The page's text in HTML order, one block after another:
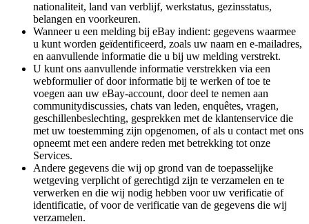
nationaliteit, land van verblijf, werkstatus, gezinsstatus,
belangen en voorkeuren.
Wanneer u een melding bij eBay indient: gegevens waarmee
u kunt worden geïdentificeerd, zoals uw naam en e-mailadres,
en aanvullende informatie die u bij uw melding verstrekt.
U kunt ons aanvullende informatie verstrekken via een
webformulier of door informatie bij te werken of toe te
voegen aan uw eBay-account, door deel te nemen aan
communitydiscussies, chats van leden, enquêtes, vragen,
geschillenbeslechting, gesprekken met de klantenservice die
met uw toestemming zijn opgenomen, of als u contact met ons
opneemt met een andere reden met betrekking tot onze
Services.
Andere gegevens die wij op grond van de toepasselijke
wetgeving verplicht of gerechtigd zijn te verzamelen en te
verwerken en die wij nodig hebben voor uw verificatie of
identificatie, of voor de verificatie van de gegevens die wij
verzamelen.